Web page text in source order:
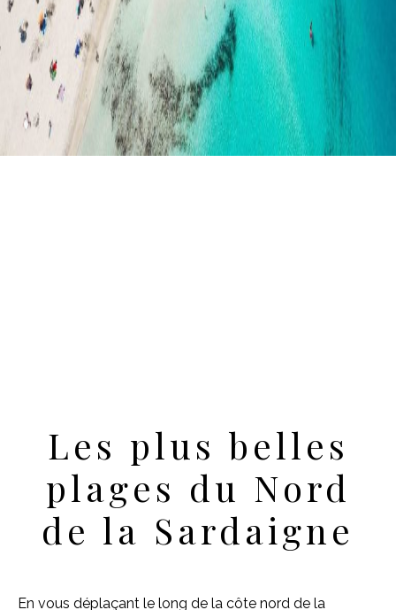
Les plus belles
plages du Nord
de la Sardaigne
En vous déplaçant le long de la côte nord de la